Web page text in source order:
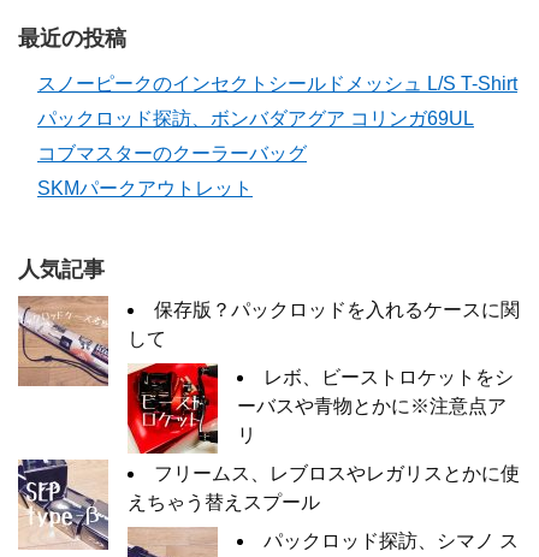
最近の投稿
スノーピークのインセクトシールドメッシュ L/S T-Shirt
パックロッド探訪、ボンバダアグア コリンガ69UL
コブマスターのクーラーバッグ
SKMパークアウトレット
人気記事
保存版？パックロッドを入れるケースに関
して
レボ、ビーストロケットをシ
ーバスや青物とかに※注意点ア
リ
フリームス、レブロスやレガリスとかに使
えちゃう替えスプール
パックロッド探訪、シマノ ス